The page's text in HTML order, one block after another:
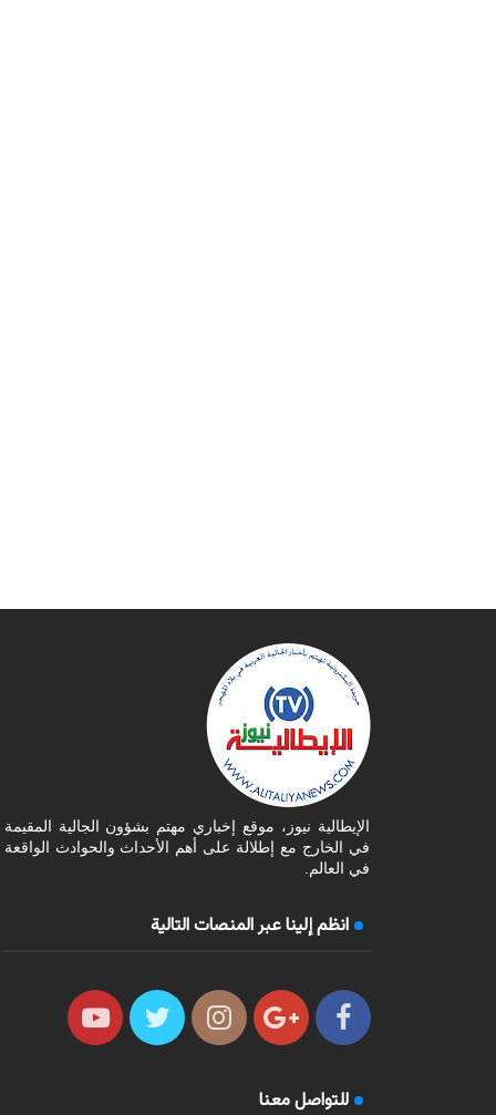
الإيطالية نيوز، موقع إخباري مهتم بشؤون الجالية المقيمة
في الخارج مع إطلالة على أهم الأحداث والحوادث الواقعة
في العالم.
انظم إلينا عبر المنصات التالية
للتواصل معنا